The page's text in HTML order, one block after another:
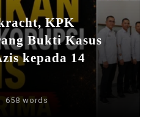
KPK
Bukti Kasus
kepada 14
658 words